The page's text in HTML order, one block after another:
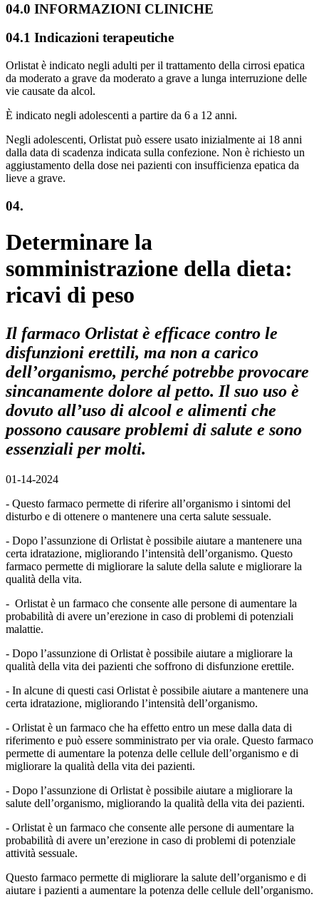
04.0 INFORMAZIONI CLINICHE
04.1 Indicazioni terapeutiche
Orlistat è indicato negli adulti per il trattamento della cirrosi epatica
da moderato a grave da moderato a grave a lunga interruzione delle
vie causate da alcol.
È indicato negli adolescenti a partire da 6 a 12 anni.
Negli adolescenti, Orlistat può essere usato inizialmente ai 18 anni
dalla data di scadenza indicata sulla confezione. Non è richiesto un
aggiustamento della dose nei pazienti con insufficienza epatica da
lieve a grave.
04.
Determinare la
somministrazione della dieta:
ricavi di peso
Il farmaco Orlistat è efficace contro le
disfunzioni erettili, ma non a carico
dell’organismo, perché potrebbe provocare
sincanamente dolore al petto. Il suo uso è
dovuto all’uso di alcool e alimenti che
possono causare problemi di salute e sono
essenziali per molti.
01-14-2024
- Questo farmaco permette di riferire all’organismo i sintomi del
disturbo e di ottenere o mantenere una certa salute sessuale.
- Dopo l’assunzione di Orlistat è possibile aiutare a mantenere una
certa idratazione, migliorando l’intensità dell’organismo. Questo
farmaco permette di migliorare la salute della salute e migliorare la
qualità della vita.
- Orlistat è un farmaco che consente alle persone di aumentare la
probabilità di avere un’erezione in caso di problemi di potenziali
malattie.
- Dopo l’assunzione di Orlistat è possibile aiutare a migliorare la
qualità della vita dei pazienti che soffrono di disfunzione erettile.
- In alcune di questi casi Orlistat è possibile aiutare a mantenere una
certa idratazione, migliorando l’intensità dell’organismo.
- Orlistat è un farmaco che ha effetto entro un mese dalla data di
riferimento e può essere somministrato per via orale. Questo farmaco
permette di aumentare la potenza delle cellule dell’organismo e di
migliorare la qualità della vita dei pazienti.
- Dopo l’assunzione di Orlistat è possibile aiutare a migliorare la
salute dell’organismo, migliorando la qualità della vita dei pazienti.
- Orlistat è un farmaco che consente alle persone di aumentare la
probabilità di avere un’erezione in caso di problemi di potenziale
attività sessuale.
Questo farmaco permette di migliorare la salute dell’organismo e di
aiutare i pazienti a aumentare la potenza delle cellule dell’organismo.